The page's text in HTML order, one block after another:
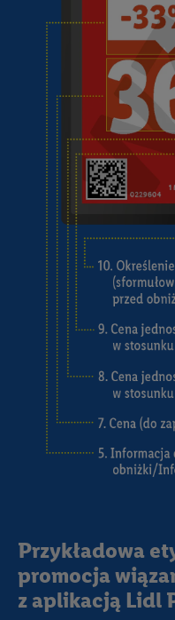
Przykładowa
promocja
z aplikacją Lidl